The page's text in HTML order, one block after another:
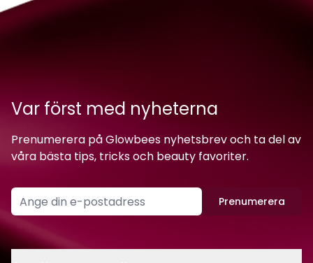
Var först med nyheterna
Prenumerera på Glowbees nyhetsbrev och ta del av
våra bästa tips, tricks och beauty favoriter.
Prenumerera